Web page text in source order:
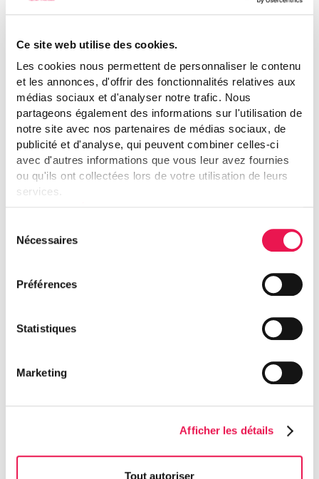
Ce site web utilise des cookies.
Les cookies nous permettent de personnaliser le contenu
et les annonces, d'offrir des fonctionnalités relatives aux
médias sociaux et d'analyser notre trafic. Nous
partageons également des informations sur l'utilisation de
notre site avec nos partenaires de médias sociaux, de
publicité et d'analyse, qui peuvent combiner celles-ci
avec d'autres informations que vous leur avez fournies
ou qu'ils ont collectées lors de votre utilisation de leurs
services.
Nécessaires
Préférences
Statistiques
Marketing
Afficher les détails
Tout autoriser
Durée résiduelle moyenne des baux (ans)
10
Project in the spotlight